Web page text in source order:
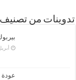
تدوينات من تصنيف
أبريل
عودة